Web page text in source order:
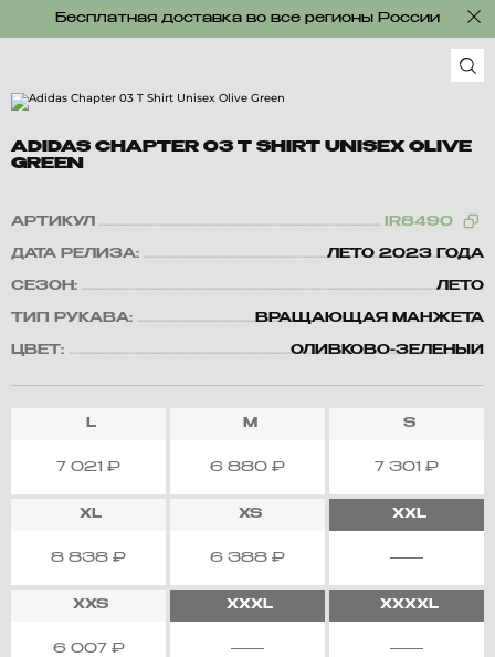
Бесплатная доставка во все регионы России
ADIDAS CHAPTER 03 T SHIRT UNISEX OLIVE
GREEN
АРТИКУЛ IR8490
ДАТА РЕЛИЗА: ЛЕТО 2023 ГОДА
СЕЗОН: ЛЕТО
ТИП РУКАВА: ВРАЩАЮЩАЯ МАНЖЕТА
ЦВЕТ: ОЛИВКОВО-ЗЕЛЕНЫЙ
L
7 021 ₽
M
6 880 ₽
S
7 301 ₽
XL
8 838 ₽
XS
6 388 ₽
XXL
XXS
6 007 ₽
XXXL XXXXL